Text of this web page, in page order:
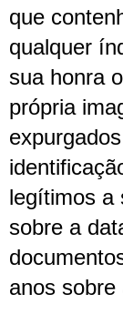
que
qualquer
sua honra
própria
legítimos a
sobre a
anos sobre